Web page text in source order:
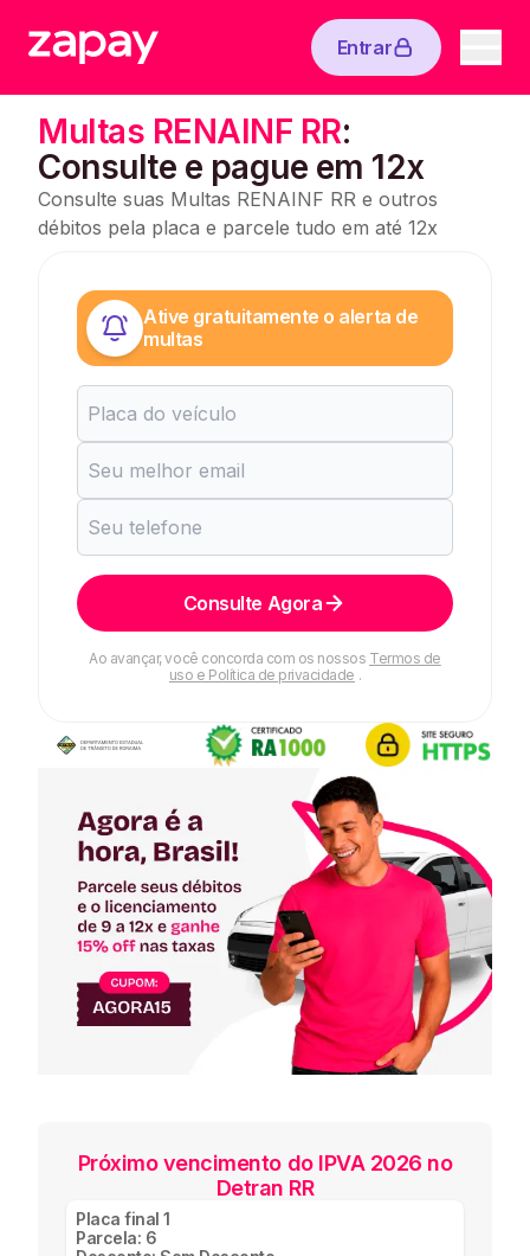
Entrar
Multas RENAINF RR:
Consulte e pague em 12x
Consulte suas Multas RENAINF RR e outros
débitos pela placa e parcele tudo em até 12x
Ative gratuitamente o alerta de
multas
Consulte Agora
Ao avançar, você concorda com os nossos Termos de
uso e Política de privacidade .
Próximo vencimento do IPVA 2026 no
Detran RR
Placa final1
Parcela: 6